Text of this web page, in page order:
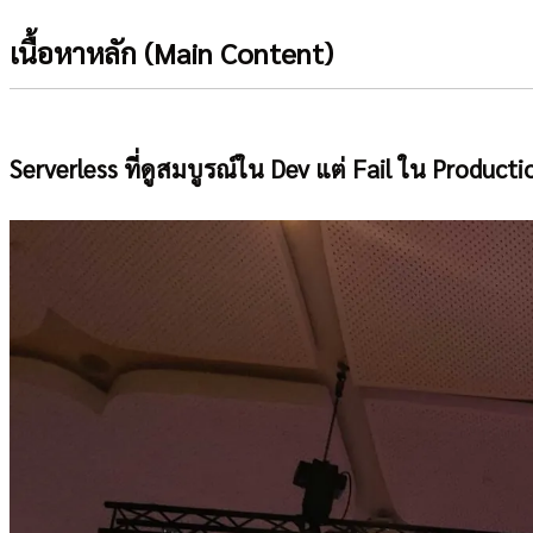
เนื้อหาหลัก (Main Content)
Serverless ที่ดูสมบูรณ์ใน Dev แต่ Fail ใน